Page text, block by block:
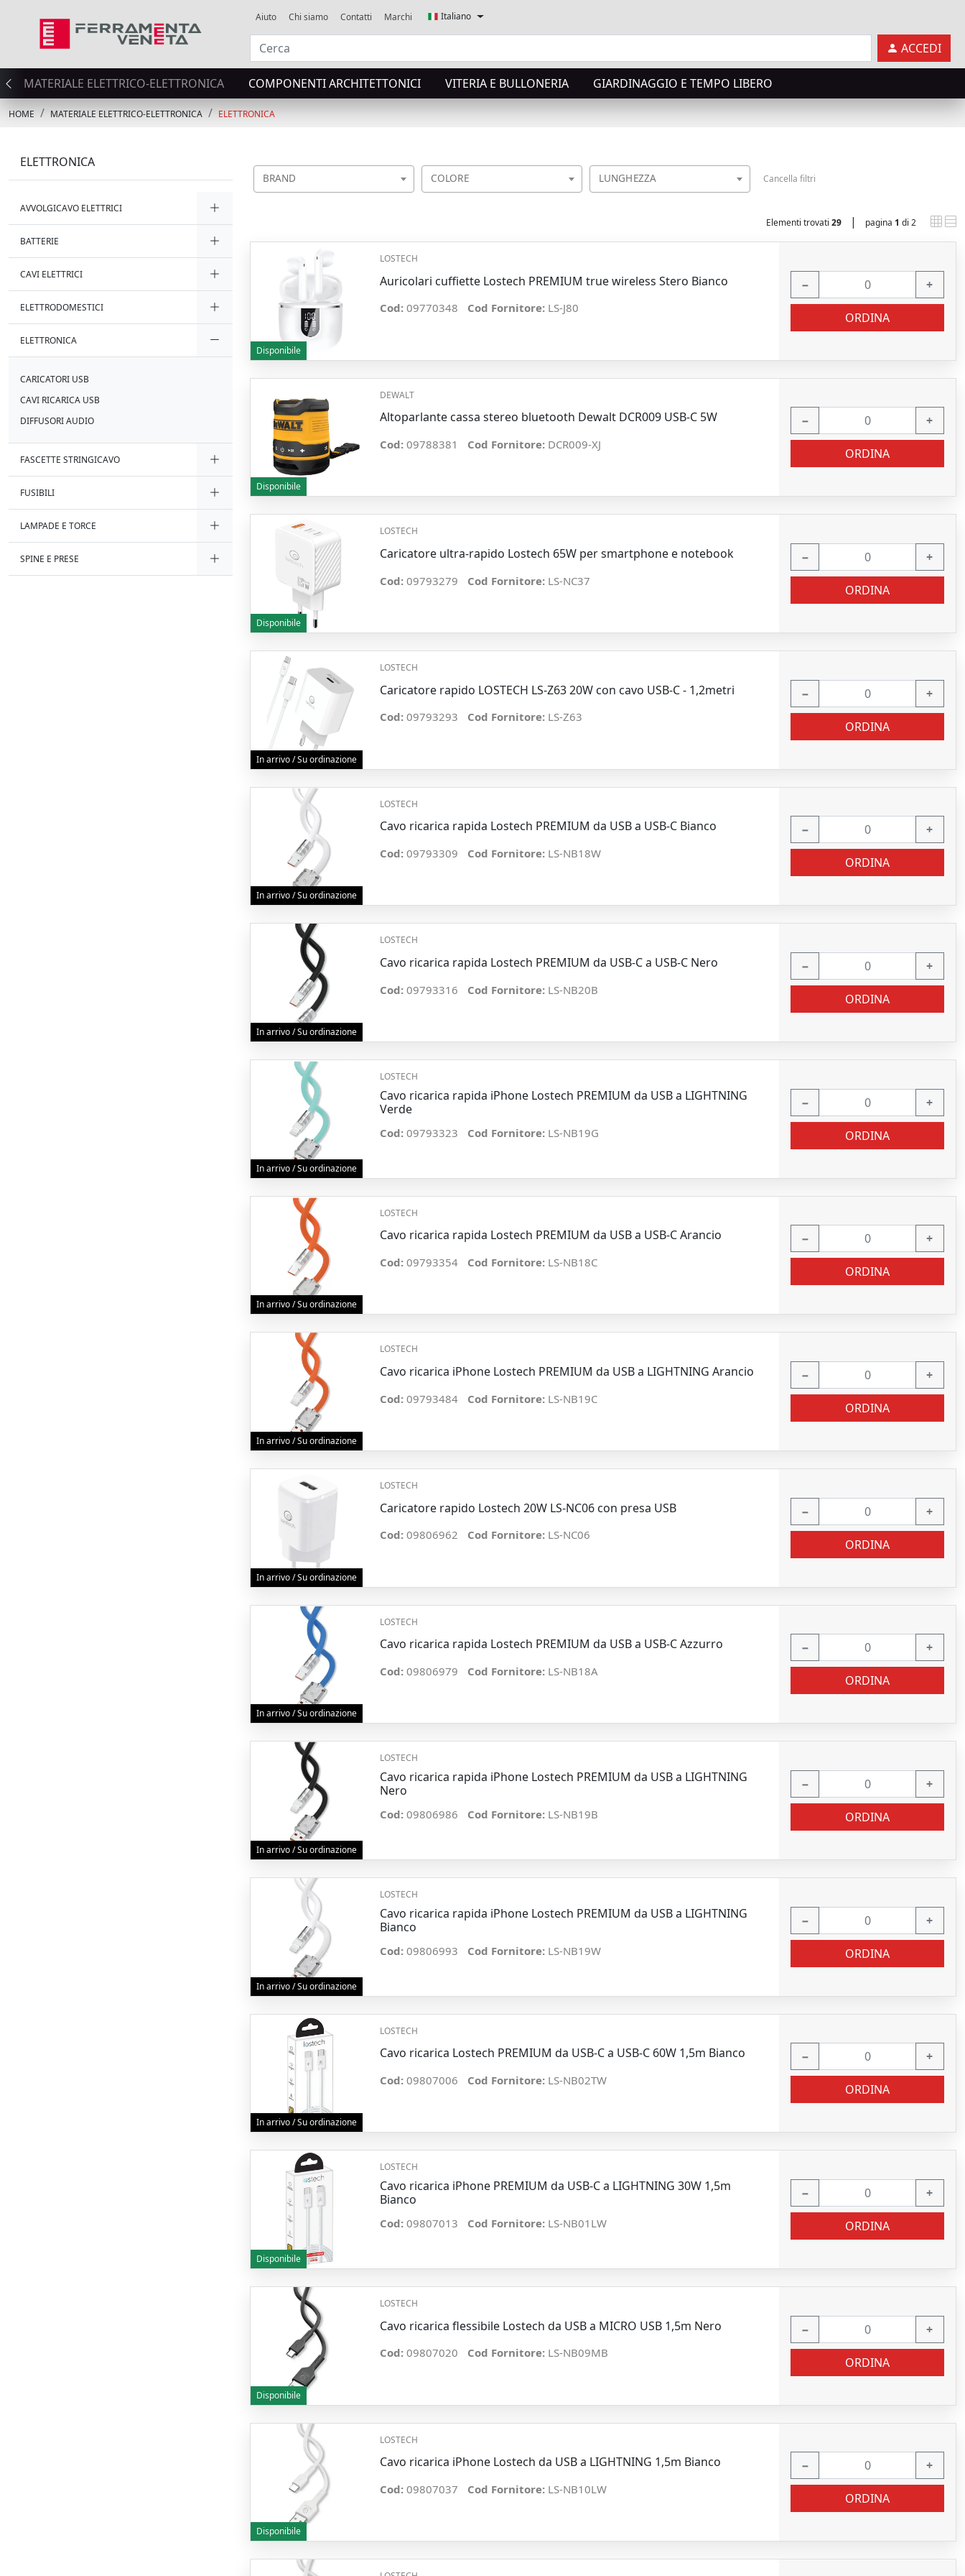
Aiuto Chi siamo Contatti Marchi Italiano
ACCEDI
MATERIALE ELETTRICO-ELETTRONICA COMPONENTI ARCHITETTONICI VITERIA E BULLONERIA GIARDINAGGIO E TEMPO LIBERO
HOME MATERIALE ELETTRICO-ELETTRONICA ELETTRONICA
ELETTRONICA
AVVOLGICAVO ELETTRICI
BATTERIE
CAVI ELETTRICI
ELETTRODOMESTICI
ELETTRONICA
CARICATORI USB
CAVI RICARICA USB
DIFFUSORI AUDIO
FASCETTE STRINGICAVO
FUSIBILI
LAMPADE E TORCE
SPINE E PRESE
BRAND COLORE LUNGHEZZA Cancella filtri
Elementi trovati 29 | pagina 1 di 2
Disponibile
LOSTECH
Auricolari cuffiette Lostech PREMIUM true wireless Stero Bianco
Cod: 09770348 Cod Fornitore: LS-J80
− +
ORDINA
Disponibile
DEWALT
Altoparlante cassa stereo bluetooth Dewalt DCR009 USB-C 5W
Cod: 09788381 Cod Fornitore: DCR009-XJ
− +
ORDINA
Disponibile
LOSTECH
Caricatore ultra-rapido Lostech 65W per smartphone e notebook
Cod: 09793279 Cod Fornitore: LS-NC37
− +
ORDINA
In arrivo / Su ordinazione
LOSTECH
Caricatore rapido LOSTECH LS-Z63 20W con cavo USB-C - 1,2metri
Cod: 09793293 Cod Fornitore: LS-Z63
− +
ORDINA
In arrivo / Su ordinazione
LOSTECH
Cavo ricarica rapida Lostech PREMIUM da USB a USB-C Bianco
Cod: 09793309 Cod Fornitore: LS-NB18W
− +
ORDINA
In arrivo / Su ordinazione
LOSTECH
Cavo ricarica rapida Lostech PREMIUM da USB-C a USB-C Nero
Cod: 09793316 Cod Fornitore: LS-NB20B
− +
ORDINA
In arrivo / Su ordinazione
LOSTECH
Cavo ricarica rapida iPhone Lostech PREMIUM da USB a LIGHTNING
Verde
Cod: 09793323 Cod Fornitore: LS-NB19G
− +
ORDINA
In arrivo / Su ordinazione
LOSTECH
Cavo ricarica rapida Lostech PREMIUM da USB a USB-C Arancio
Cod: 09793354 Cod Fornitore: LS-NB18C
− +
ORDINA
In arrivo / Su ordinazione
LOSTECH
Cavo ricarica iPhone Lostech PREMIUM da USB a LIGHTNING Arancio
Cod: 09793484 Cod Fornitore: LS-NB19C
− +
ORDINA
In arrivo / Su ordinazione
LOSTECH
Caricatore rapido Lostech 20W LS-NC06 con presa USB
Cod: 09806962 Cod Fornitore: LS-NC06
− +
ORDINA
In arrivo / Su ordinazione
LOSTECH
Cavo ricarica rapida Lostech PREMIUM da USB a USB-C Azzurro
Cod: 09806979 Cod Fornitore: LS-NB18A
− +
ORDINA
In arrivo / Su ordinazione
LOSTECH
Cavo ricarica rapida iPhone Lostech PREMIUM da USB a LIGHTNING
Nero
Cod: 09806986 Cod Fornitore: LS-NB19B
− +
ORDINA
In arrivo / Su ordinazione
LOSTECH
Cavo ricarica rapida iPhone Lostech PREMIUM da USB a LIGHTNING
Bianco
Cod: 09806993 Cod Fornitore: LS-NB19W
− +
ORDINA
In arrivo / Su ordinazione
LOSTECH
Cavo ricarica Lostech PREMIUM da USB-C a USB-C 60W 1,5m Bianco
Cod: 09807006 Cod Fornitore: LS-NB02TW
− +
ORDINA
Disponibile
LOSTECH
Cavo ricarica iPhone PREMIUM da USB-C a LIGHTNING 30W 1,5m
Bianco
Cod: 09807013 Cod Fornitore: LS-NB01LW
− +
ORDINA
Disponibile
LOSTECH
Cavo ricarica flessibile Lostech da USB a MICRO USB 1,5m Nero
Cod: 09807020 Cod Fornitore: LS-NB09MB
− +
ORDINA
Disponibile
LOSTECH
Cavo ricarica iPhone Lostech da USB a LIGHTNING 1,5m Bianco
Cod: 09807037 Cod Fornitore: LS-NB10LW
− +
ORDINA